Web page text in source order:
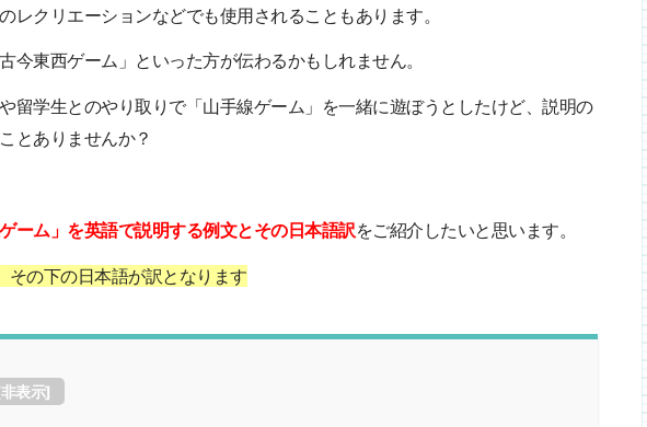
レクリエーションなどでも使用されることもあります。
今東西ゲーム」といった方が伝わるかもしれません。
留学生とのやり取りで「山手線ゲーム」を一緒に遊ぼうとしたけど、説明の
とありませんか？
ーム」 を英語で説明する例文とその日本語訳をご紹介したいと思います。
その下の日本語が訳となります
非表示]